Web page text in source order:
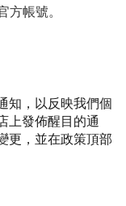
帳號。
知，以反映我們個
上發佈醒目的通
更，並在政策頂部